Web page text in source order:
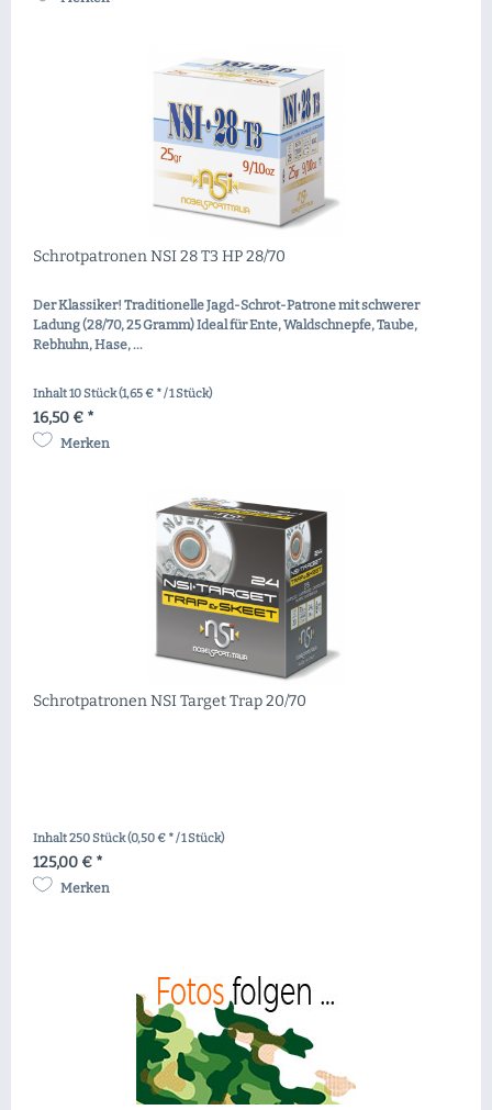
Schrotpatronen NSI 28 T3 HP 28/70
Der Klassiker! Traditionelle Jagd-Schrot-Patrone mit schwerer
Ladung (28/70, 25 Gramm) Ideal für Ente, Waldschnepfe, Taube,
Rebhuhn, Hase, ...
Inhalt10 Stück(1,65 € * / 1 Stück)
16,50 € *
Merken
Schrotpatronen NSI Target Trap 20/70
Inhalt250 Stück(0,50 € * / 1 Stück)
125,00 € *
Merken